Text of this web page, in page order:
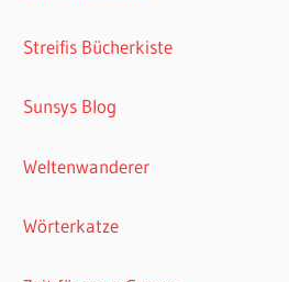
Streifis Bücherkiste
Sunsys Blog
Weltenwanderer
Wörterkatze